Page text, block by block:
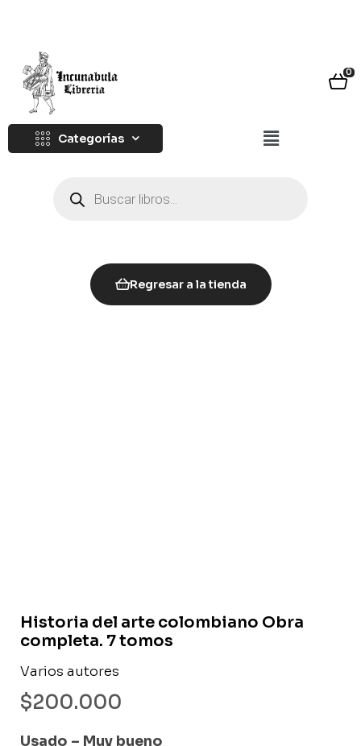
0
Categorías
Regresar a la tienda
Historia del arte colombiano Obra
completa. 7 tomos
Varios autores
$200.000
Usado – Muy bueno